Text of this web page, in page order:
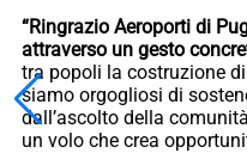
“Ringrazio Aeroporti di
attraverso un gesto
tra popoli la costruzione
siamo orgogliosi di
dall’ascolto della
un volo che crea